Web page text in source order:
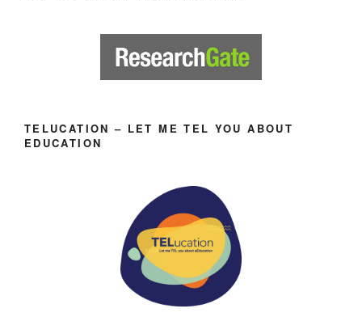
TELUCATION – LET ME TEL YOU ABOUT
EDUCATION